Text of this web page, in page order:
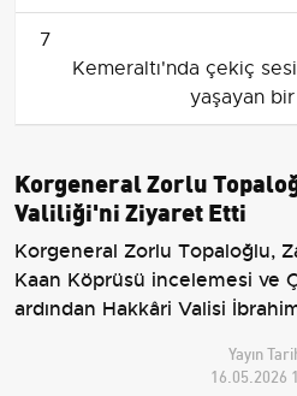
7
Kemeraltı'nda çekiç
yaşayan
Korgeneral Zorlu
Valiliği'ni Ziyaret Etti
Korgeneral Zorlu Topaloğlu,
Kaan Köprüsü incelemesi ve
ardından Hakkâri Valisi
Yayın
16.05.2026